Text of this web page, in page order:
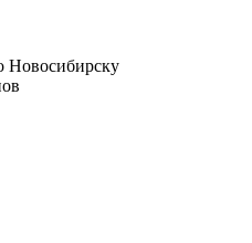
Новосибирску